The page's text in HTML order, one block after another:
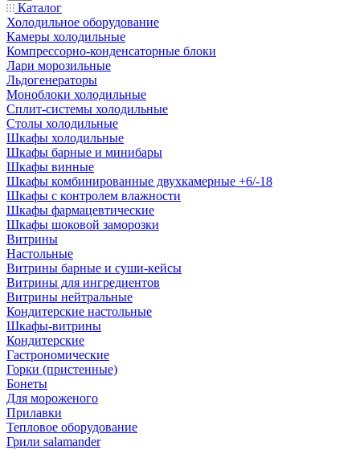
Каталог
Холодильное оборудование
Камеры холодильные
Компрессорно-конденсаторные блоки
Лари морозильные
Льдогенераторы
Моноблоки холодильные
Сплит-системы холодильные
Столы холодильные
Шкафы холодильные
Шкафы барные и минибары
Шкафы винные
Шкафы комбинированные двухкамерные +6/-18
Шкафы с контролем влажности
Шкафы фармацевтические
Шкафы шоковой заморозки
Витрины
Настольные
Витрины барные и суши-кейсы
Витрины для ингредиентов
Витрины нейтральные
Кондитерские настольные
Шкафы-витрины
Кондитерские
Гастрономические
Горки (пристенные)
Бонеты
Для мороженого
Прилавки
Тепловое оборудование
Грили salamander